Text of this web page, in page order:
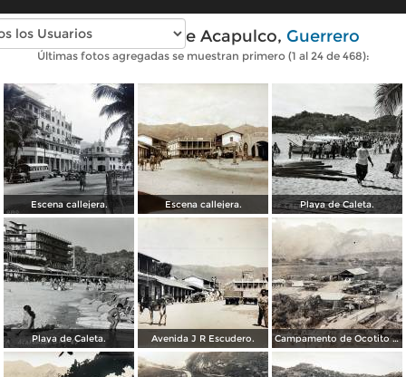
Fotos antiguas de Acapulco, Guerrero
Últimas fotos agregadas se muestran primero (1 al 24 de 468):
Escena callejera. Escena callejera. Playa de Caleta.
Playa de Caleta. Avenida J R Escudero. Campamento de Ocotito Carretera de Mexico-Acapulco.